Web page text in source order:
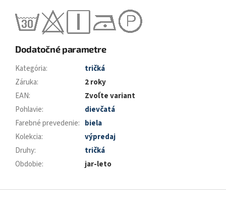
Dodatočné parametre
Kategória:
tričká
Záruka:
2 roky
EAN:
Zvoľte variant
Pohlavie:
dievčatá
Farebné prevedenie: biela
Kolekcia:
výpredaj
Druhy:
tričká
Obdobie: jar-leto